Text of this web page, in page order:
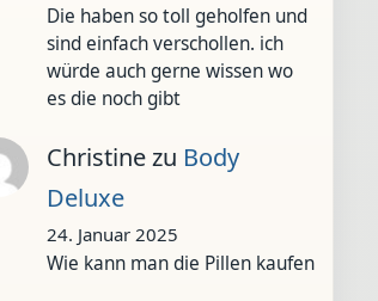
Die haben so toll geholfen und
sind einfach verschollen. ich
würde auch gerne wissen wo
es die noch gibt
Christinezu Body
Deluxe
24. Januar 2025
Wie kann man die Pillen kaufen